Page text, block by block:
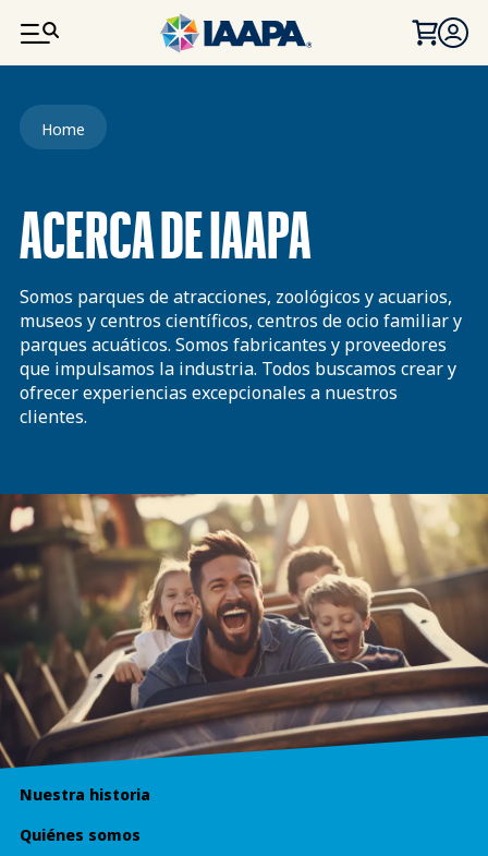
PASAR AL CONTENIDO PRINCIPAL
Ruta de navegación
Home
ACERCA DE IAAPA
Somos parques de atracciones, zoológicos y acuarios,
museos y centros científicos, centros de ocio familiar y
parques acuáticos. Somos fabricantes y proveedores
que impulsamos la industria. Todos buscamos crear y
ofrecer experiencias excepcionales a nuestros
clientes.
Nuestra historia
Quiénes somos